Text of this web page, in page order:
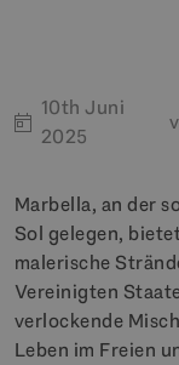
10th Juni
2025
Marbella, an der
Sol gelegen,
malerische
Vereinigten
verlockende
Leben im Freien